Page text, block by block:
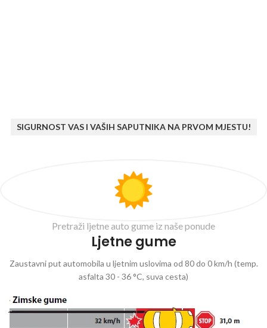
SIGURNOST VAS I VAŠIH SAPUTNIKA NA PRVOM MJESTU!
Pretraži ljetne auto gume iz naše ponude
Ljetne gume
Zaustavni put automobila u ljetnim uslovima od 80 do 0 km/h (temp.
asfalta 30 - 36 °C, suva cesta)